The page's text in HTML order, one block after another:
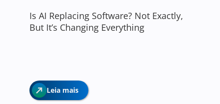
Is AI Replacing Software? Not Exactly,
But It’s Changing Everything
Leia mais